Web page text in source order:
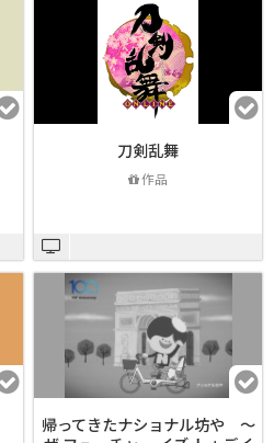
刀剣乱舞
作品
帰ってきたナショナル坊や ～